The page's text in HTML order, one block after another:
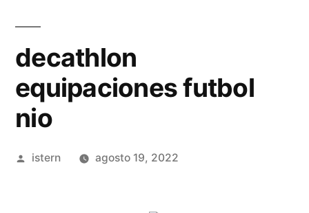
decathlon
equipaciones futbol
nio
Publicado
istern agosto 19, 2022